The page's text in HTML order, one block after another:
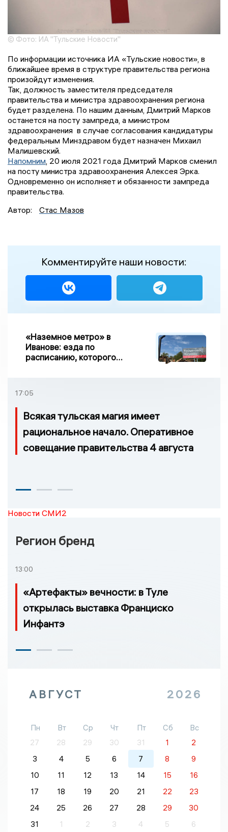
© Фото: ИА "Тульские Новости"
По информации источника ИА «Тульские новости», в
ближайшее время в структуре правительства региона
произойдут изменения.
Так, должность заместителя председателя
правительства и министра здравоохранения региона
будет разделена. По нашим данным, Дмитрий Марков
останется на посту зампреда, а министром
здравоохранения в случае согласования кандидатуры
федеральным Минздравом будет назначен Михаил
Малишевский.
Напомним, 20 июля 2021 года Дмитрий Марков сменил
на посту министра здравоохранения Алексея Эрка.
Одновременно он исполняет и обязанности зампреда
правительства.
Автор:
Стас Мазов
Комментируйте наши новости:
«Наземное метро» в
Иванове: езда по
расписанию, которого
17:05
Всякая тульская магия имеет
рациональное начало. Оперативное
совещание правительства 4 августа
Новости СМИ2
Регион бренд
13:00
«Артефакты» вечности: в Туле
открылась выставка Франциско
Инфантэ
АВГУСТ 2026
Пн Вт Ср Чт Пт Сб
Вс
27
28 29 30 31 1
2
3
4 5 6 7 8
9
10
11 12 13 14 15
16
17
18 19 20 21 22
23
24
25 26 27 28 29
30
31
1 2 3 4 5 6